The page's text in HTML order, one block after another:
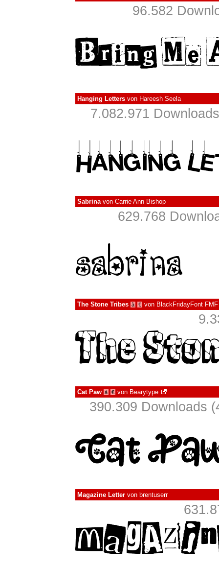
96.582
Hanging Letters von Hareesh Seela
7.082.971
Sabrinavon Carrie Ann Bishop
629.768
The Stone Tribes à € von BlackFridayFont FMF
Cat Paw à € von Bearytype
390.309 Downloads
Magazine Letter von brentuserr